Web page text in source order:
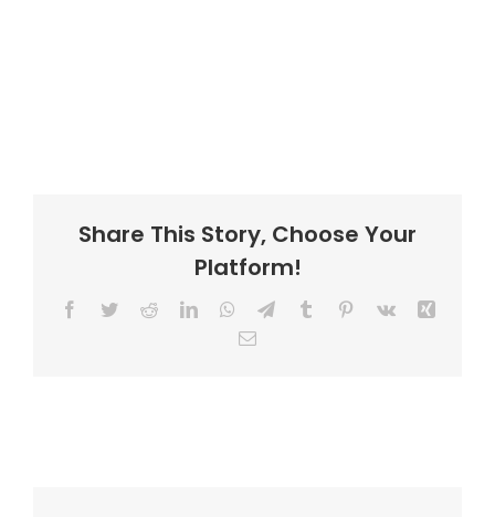
Share This Story, Choose Your
Platform!
Facebook
TwitterRedditLinkedInWhatsApp
TelegramTumblr Pinterest
Vk
Email